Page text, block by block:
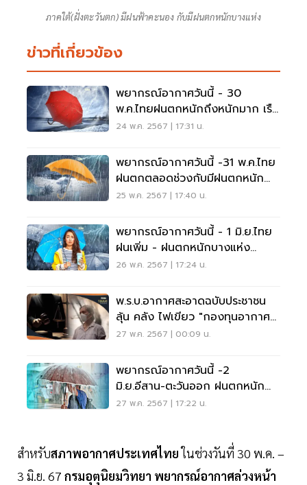
ภาคใต้(ฝั่งตะวันตก) มีฝนฟ้าคะนอง กับมีฝนตกหนักบางแห่ง
ข่าวที่เกี่ยวข้อง
พยากรณ์อากาศวันนี้ - 30
พ.ค.ไทยฝนตกหนักถึงหนักมาก เรือ
เล็กงดเดินเรือ
24 พ.ค. 2567 | 17:31 น.
พยากรณ์อากาศวันนี้ -31 พ.ค.ไทย
ฝนตกตลอดช่วงกับมีฝนตกหนัก
บางแห่ง
25 พ.ค. 2567 | 17:40 น.
พยากรณ์อากาศวันนี้ - 1 มิ.ย.ไทย
ฝนเพิ่ม - ฝนตกหนักบางแห่ง
กทม.ฝน 60 - 70%
26 พ.ค. 2567 | 17:24 น.
พ.ร.บ.อากาศสะอาดฉบับประชาชน
ลุ้น คลัง ไฟเขียว "กองทุนอากาศ
สะอาด"
27 พ.ค. 2567 | 00:09 น.
พยากรณ์อากาศวันนี้ -2
มิ.ย.อีสาน-ตะวันออก ฝนตกหนัก
มากบางแห่ง
27 พ.ค. 2567 | 17:22 น.
สำหรับสภาพอากาศประเทศไทยในช่วงวันที่ 30 พ.ค. –
3 มิ.ย. 67 กรมอุตุนิยมวิทยา พยากรณ์อากาศล่วงหน้า